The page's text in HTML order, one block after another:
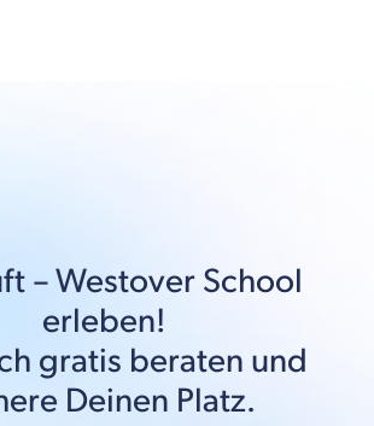
–Westover School
erleben!
gratis beraten und
Deinen Platz.